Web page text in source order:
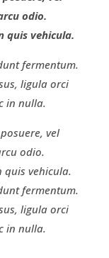
odio.
quis vehicula.
fermentum.
ligula orci
in nulla.
vel
odio.
quis vehicula.
fermentum.
ligula orci
in nulla.